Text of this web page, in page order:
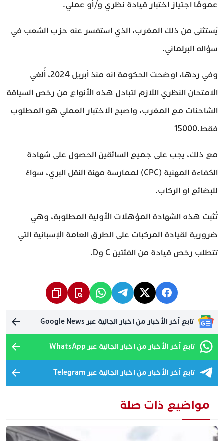
عمومًا اجتياز اختبار قيادة نظري و/أو عملي.
يُستثنى من ذلك المغرب، الذي استفسر عنه حزب الشعب في
سؤاله البرلماني.
وفي ردها، أوضحت الحكومة أنه منذ أبريل 2024، أُلغي
الامتحان النظري اللازم لتبادل هذه الأنواع من رخص السياقة
الشاحنات مع المغرب، وأصبح الاختبار العملي هو المطلوب
فقط.15000
مع ذلك، يجب على جميع السائقين الحصول على شهادة
الكفاءة المهنية (CPC) لممارسة مهنة النقل البري، سواءً
للبضائع أو الركاب.
تُثبت هذه الشهادة المؤهلات الأولية المطلوبة، وهي
ضرورية لقيادة المركبات على الطرق العامة الإسبانية التي
تتطلب رخص قيادة من الفئتين C وD.
تابع آخر الأخبار من أخبار الجالية عبر Google News
تابع آخر الأخبار من أخبار الجالية عبر WhatsApp
تابع آخر الأخبار من أخبار الجالية عبر Telegram
مواضيع ذات صلة